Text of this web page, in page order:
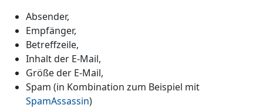
Absender,
Empfänger,
Betreffzeile,
Inhalt der E-Mail,
Größe der E-Mail,
Spam (in Kombination zum Beispiel mit
SpamAssassin)